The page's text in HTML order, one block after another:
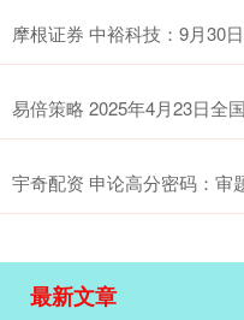
摩根证券 中裕科技：9月30
易倍策略 2025年4月23日全
宇奇配资 申论高分密码：审
最新文章